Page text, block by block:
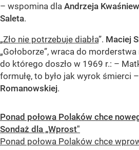
– wspomina dla Andrzeja
Saleta.
„Zło nie potrzebuje diabła”. Maciej
„Gołoborze”, wraca do morderstwa
do którego doszło w 1969 r.: –
formułę, to było jak wyrok śmierci
Romanowskiej.
Ponad połowa Polaków chce
Sondaż dla „Wprost"
Ponad połowa Polaków chce